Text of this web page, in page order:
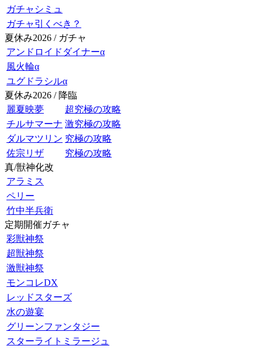
ガチャシミュ
ガチャ引くべき？
夏休み2026 / ガチャ
アンドロイドダイナーα
風火輪α
ユグドラシルα
夏休み2026 / 降臨
麗夏映夢
超究極の攻略
チルサマーナ 激究極の攻略
ダルマツリン 究極の攻略
佐宗リザ
究極の攻略
真/獣神化改
アラミス
ペリー
竹中半兵衛
定期開催ガチャ
彩獣神祭
超獣神祭
激獣神祭
モンコレDX
レッドスターズ
水の遊宴
グリーンファンタジー
スターライトミラージュ